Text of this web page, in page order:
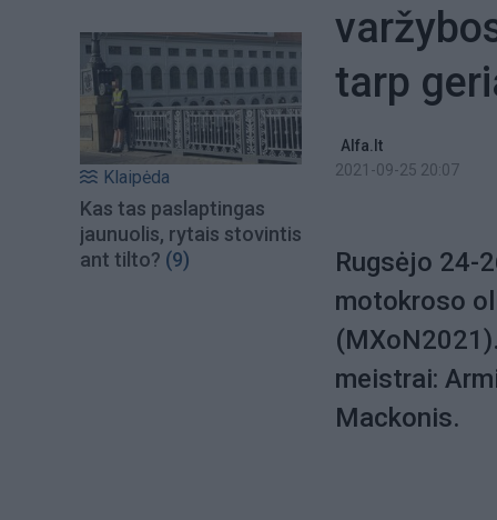
Klaipėda
Kas tas paslaptingas
jaunuolis, rytais stovintis
ant tilto? (9)
tarp
Alfa.lt
2021-09-25 20:07
Rugsėjo 24-
motokroso
meistrai:
Mackonis.